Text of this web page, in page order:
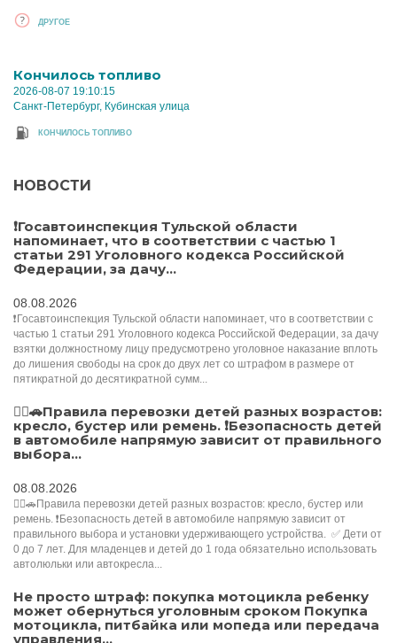
ДРУГОЕ
Кончилось топливо
2026-08-07 19:10:15
Санкт-Петербург, Кубинская улица
КОНЧИЛОСЬ ТОПЛИВО
НОВОСТИ
❗Госавтоинспекция Тульской области
напоминает, что в соответствии с частью 1
статьи 291 Уголовного кодекса Российской
Федерации, за дачу...
08.08.2026
❗Госавтоинспекция Тульской области напоминает, что в соответствии с
частью 1 статьи 291 Уголовного кодекса Российской Федерации, за дачу
взятки должностному лицу предусмотрено уголовное наказание вплоть
до лишения свободы на срок до двух лет со штрафом в размере от
пятикратной до десятикратной сумм...
👮‍♂️🚗Правила перевозки детей разных возрастов:
кресло, бустер или ремень. ❗️Безопасность детей
в автомобиле напрямую зависит от правильного
выбора...
08.08.2026
👮‍♂️🚗Правила перевозки детей разных возрастов: кресло, бустер или
ремень. ❗️Безопасность детей в автомобиле напрямую зависит от
правильного выбора и установки удерживающего устройства. ✅️ Дети от
0 до 7 лет. Для младенцев и детей до 1 года обязательно использовать
автолюльки или автокресла...
Не просто штраф: покупка мотоцикла ребенку
может обернуться уголовным сроком Покупка
мотоцикла, питбайка или мопеда или передача
управления...